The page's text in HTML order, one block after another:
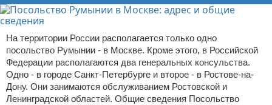
На территории России располагается только одно
посольство Румынии - в Москве. Кроме этого, в Российской
Федерации располагаются два генеральных консульства.
Одно - в городе Санкт-Петербурге и второе - в Ростове-на-
Дону. Они занимаются обслуживанием Ростовской и
Ленинградской областей. Общие сведения Посольство